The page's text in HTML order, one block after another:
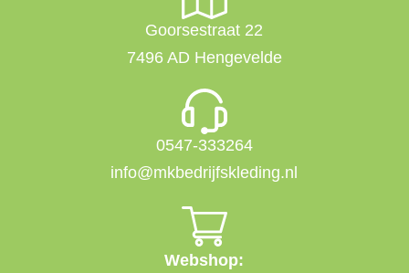
Goorsestraat 22
7496 AD Hengevelde
0547-333264
info@mkbedrijfskleding.nl
Webshop: